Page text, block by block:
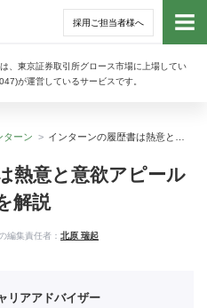
採用ご担当者様へ
、東京証券取引所グロース市場に上場してい
が運営しているサービスです。
トッ
ターン
熱意と意欲アピール
解説
編集責任者： 北原 瑞起
リアアドバイザー